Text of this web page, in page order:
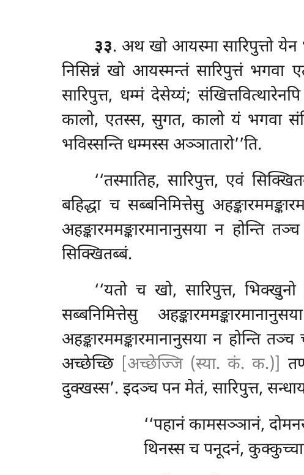
३३. अथ खो आयस्मा सारिपुत्तो येन
निसिन्नं खो आयस्मन्तं सारिपुत्तं भगवा
सारिपुत्त, धम्मं देसेय्यं;
कालो, एतस्स, सुगत, कालो यं भगवा
भविस्सन्ति धम्मस्स अञ्ञातारो’’ति.
‘‘तस्मातिह, सारिपुत्त, एवं
बहिद्धा च सब्बनिमित्तेसु
अहङ्कारममङ्कारमानानुसया न होन्ति
सिक्खितब्बं.
‘‘यतो च खो, सारिपुत्त,
सब्बनिमित्तेसु
अहङ्कारममङ्कारमानानुसया न होन्ति
अच्छेच्छि [अच्छेज्जि (स्या. कं. क.)]
दुक्खस्स’. इदञ्च पन मेतं, सारिपुत्त,
‘‘पहानं कामसञ्ञानं,
थिनस्स च पनूदनं,